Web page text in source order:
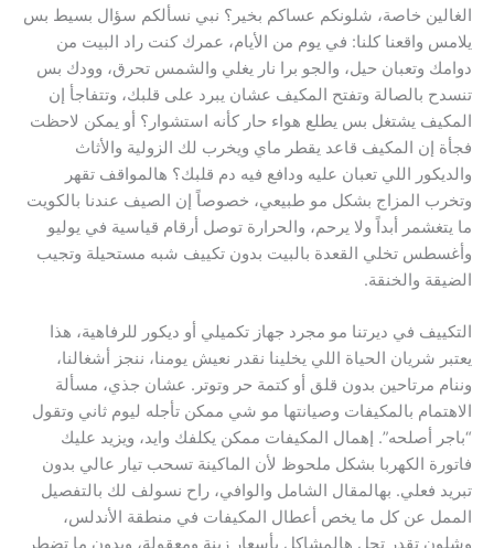
الغالين خاصة، شلونكم عساكم بخير؟ نبي نسألكم سؤال بسيط بس
يلامس واقعنا كلنا: في يوم من الأيام، عمرك كنت راد البيت من
دوامك وتعبان حيل، والجو برا نار يغلي والشمس تحرق، وودك بس
تنسدح بالصالة وتفتح المكيف عشان يبرد على قلبك، وتتفاجأ إن
المكيف يشتغل بس يطلع هواء حار كأنه استشوار؟ أو يمكن لاحظت
فجأة إن المكيف قاعد يقطر ماي ويخرب لك الزولية والأثاث
والديكور اللي تعبان عليه ودافع فيه دم قلبك؟ هالمواقف تقهر
وتخرب المزاج بشكل مو طبيعي، خصوصاً إن الصيف عندنا بالكويت
ما يتغشمر أبداً ولا يرحم، والحرارة توصل أرقام قياسية في يوليو
وأغسطس تخلي القعدة بالبيت بدون تكييف شبه مستحيلة وتجيب
الضيقة والخنقة.
التكييف في ديرتنا مو مجرد جهاز تكميلي أو ديكور للرفاهية، هذا
يعتبر شريان الحياة اللي يخلينا نقدر نعيش يومنا، ننجز أشغالنا،
وننام مرتاحين بدون قلق أو كتمة حر وتوتر. عشان جذي، مسألة
الاهتمام بالمكيفات وصيانتها مو شي ممكن تأجله ليوم ثاني وتقول
“باجر أصلحه”. إهمال المكيفات ممكن يكلفك وايد، ويزيد عليك
فاتورة الكهربا بشكل ملحوظ لأن الماكينة تسحب تيار عالي بدون
تبريد فعلي. بهالمقال الشامل والوافي، راح نسولف لك بالتفصيل
الممل عن كل ما يخص أعطال المكيفات في منطقة الأندلس،
وشلون تقدر تحل هالمشاكل بأسعار زينة ومعقولة، وبدون ما تضطر